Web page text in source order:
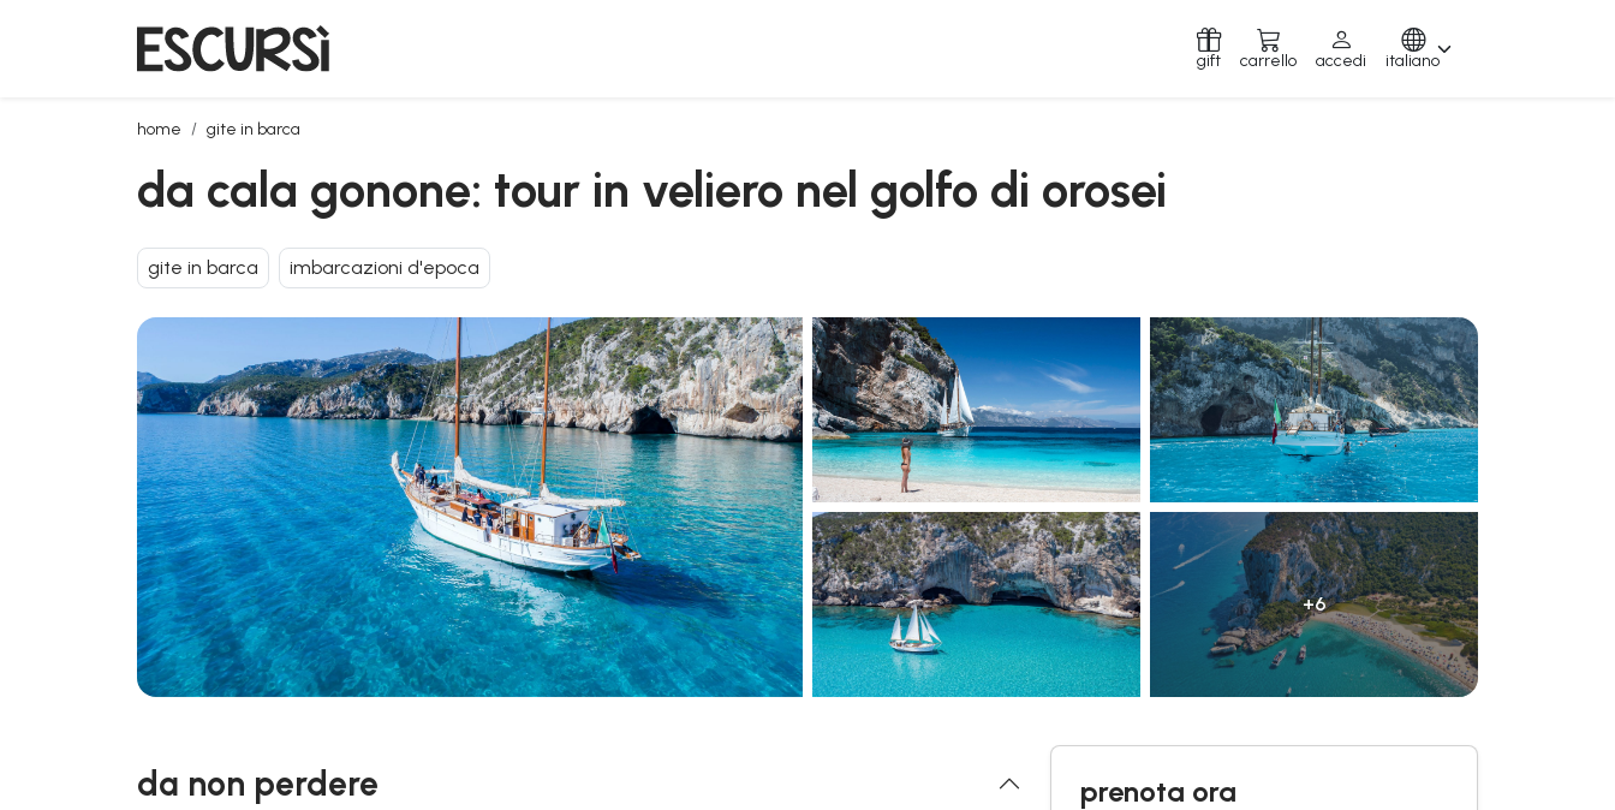
gift carrello accedi italiano
home gite in barca
da cala gonone: tour in veliero nel golfo di orosei
da cala gonone: tour in veliero nel golfo di orosei
gite in barca imbarcazioni d'epoca
+6
da non perdere prenota ora